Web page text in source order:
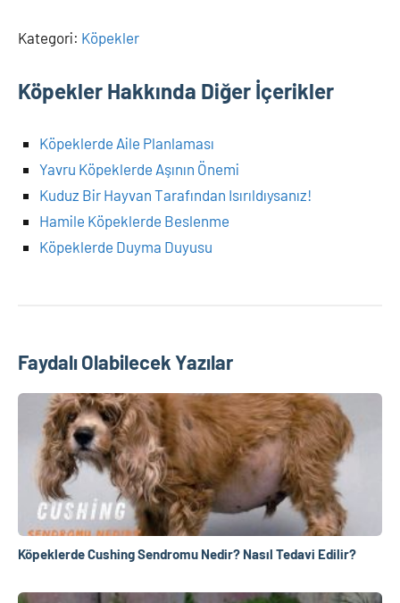
Kategori: Köpekler
Köpekler Hakkında Diğer İçerikler
Köpeklerde Aile Planlaması
Yavru Köpeklerde Aşının Önemi
Kuduz Bir Hayvan Tarafından Isırıldıysanız!
Hamile Köpeklerde Beslenme
Köpeklerde Duyma Duyusu
Faydalı Olabilecek Yazılar
Köpeklerde Cushing Sendromu Nedir? Nasıl Tedavi Edilir?